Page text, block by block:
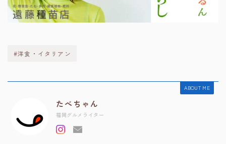
#洋食・イタリアン
ABOUT ME
たべちゃん
福岡グルメライター